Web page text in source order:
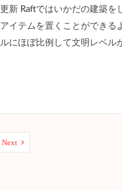
更新 Raftではいかだの建築を
アイテムを置くことができる
ルにほぼ比例して文明レベル
Next